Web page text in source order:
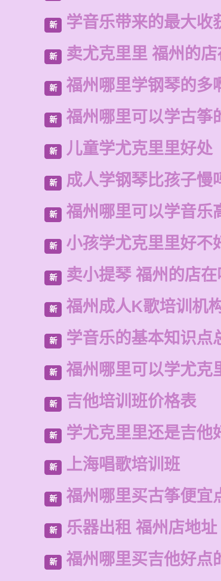
新 学音乐带来的最大收
新 卖尤克里里 福州的
新 福州哪里学钢琴的多
新 福州哪里可以学古筝
新 儿童学尤克里里好处
新 成人学钢琴比孩子慢
新 福州哪里可以学音乐
新 小孩学尤克里里好不
新 卖小提琴 福州的店
新 福州成人K歌培训机
新 学音乐的基本知识点
新 福州哪里可以学尤克
新 吉他培训班价格表
新 学尤克里里还是吉他
新 上海唱歌培训班
新 福州哪里买古筝便宜
新 乐器出租 福州店地址
新 福州哪里买吉他好点